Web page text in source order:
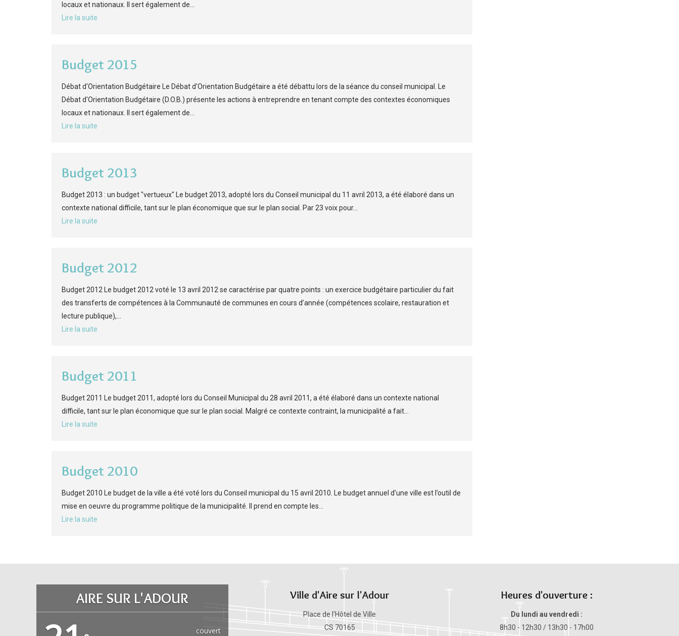
locaux et nationaux. Il sert également de...
Lire la suite
Budget 2015
Débat d'Orientation Budgétaire Le Débat d'Orientation Budgétaire a été débattu lors de la séance du conseil municipal. Le
Débat d'Orientation Budgétaire (D.O.B.) présente les actions à entreprendre en tenant compte des contextes économiques
locaux et nationaux. Il sert également de...
Lire la suite
Budget 2013
Budget 2013 : un budget "vertueux" Le budget 2013, adopté lors du Conseil municipal du 11 avril 2013, a été élaboré dans un
contexte national difficile, tant sur le plan économique que sur le plan social. Par 23 voix pour...
Lire la suite
Budget 2012
Budget 2012 Le budget 2012 voté le 13 avril 2012 se caractérise par quatre points : un exercice budgétaire particulier du fait
des transferts de compétences à la Communauté de communes en cours d’année (compétences scolaire, restauration et
lecture publique),...
Lire la suite
Budget 2011
Budget 2011 Le budget 2011, adopté lors du Conseil Municipal du 28 avril 2011, a été élaboré dans un contexte national
difficile, tant sur le plan économique que sur le plan social. Malgré ce contexte contraint, la municipalité a fait...
Lire la suite
Budget 2010
Budget 2010 Le budget de la ville a été voté lors du Conseil municipal du 15 avril 2010. Le budget annuel d’une ville est l’outil de
mise en oeuvre du programme politique de la municipalité. Il prend en compte les...
Lire la suite
AIRE SUR L'ADOUR
couvert
Ville d'Aire sur l'Adour
Place de l'Hôtel de Ville
CS 70165
Heures d'ouverture :
Du lundi au vendredi :
8h30 - 12h30 / 13h30 - 17h00